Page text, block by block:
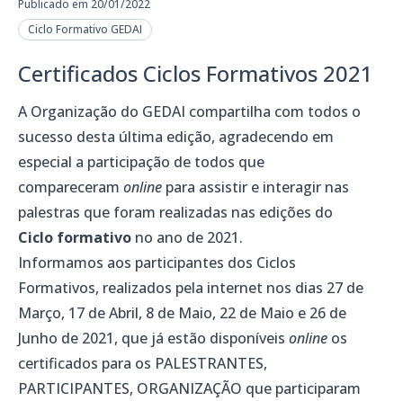
Publicado em 20/01/2022
Ciclo Formativo GEDAI
Certificados Ciclos Formativos 2021
A Organização do GEDAI compartilha com todos o
sucesso desta última edição, agradecendo em
especial a participação de todos que
compareceram online para assistir e interagir nas
palestras que foram realizadas nas edições do
Ciclo formativo no ano de 2021.
Informamos aos participantes dos Ciclos
Formativos, realizados pela internet nos dias 27 de
Março, 17 de Abril, 8 de Maio, 22 de Maio e 26 de
Junho de 2021, que já estão disponíveis online os
certificados para os PALESTRANTES,
PARTICIPANTES, ORGANIZAÇÃO que participaram